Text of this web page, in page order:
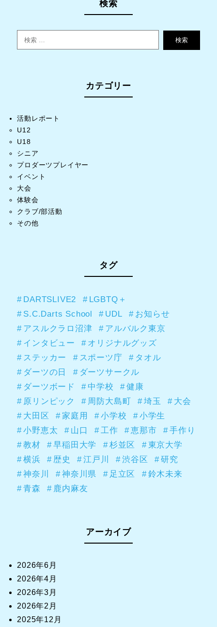
検索
検索
カテゴリー
活動レポート
U12
U18
シニア
プロダーツプレイヤー
イベント
大会
体験会
クラブ/部活動
その他
タグ
DARTSLIVE2
LGBTQ＋
S.C.Darts School
UDL
お知らせ
アスルクラロ沼津
アルバルク東京
インタビュー
オリジナルグッズ
ステッカー
スポーツ庁
タオル
ダーツの日
ダーツサークル
ダーツボード
中学校
健康
原リンピック
周防大島町 埼玉
大会
大田区
家庭用 小学校
小学生
小野恵太
山口 工作 恵那市
手作り
教材
早稲田大学 杉並区
東京大学
横浜
歴史 江戸川 渋谷区
研究
神奈川
神奈川県 足立区
鈴木未来
青森
鹿内麻友
アーカイブ
2026年6月
2026年4月
2026年3月
2026年2月
2025年12月